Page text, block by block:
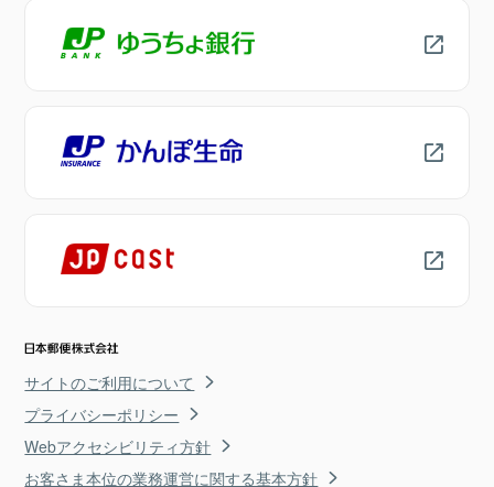
サイトのご利用について
プライバシーポリシー
Webアクセシビリティ方針
お客さま本位の業務運営に関する基本方針